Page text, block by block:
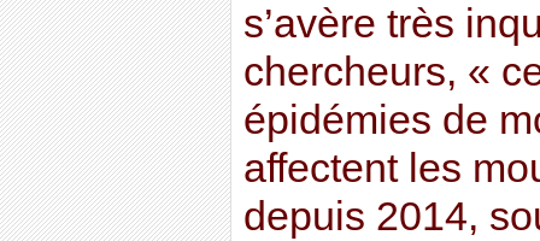
s’avère très
chercheurs, «
épidémies de
affectent les
depuis 2014,